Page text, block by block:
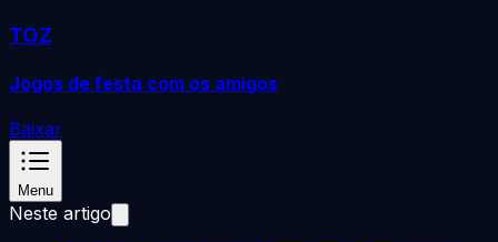
TOZ
Jogos de festa com os amigos
Baixar
Menu
Neste artigo